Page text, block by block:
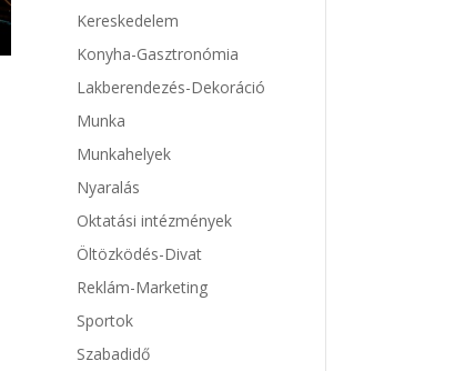
Kereskedelem
Konyha-Gasztronómia
Lakberendezés-Dekoráció
Munka
Munkahelyek
Nyaralás
Oktatási intézmények
Öltözködés-Divat
Reklám-Marketing
Sportok
Szabadidő